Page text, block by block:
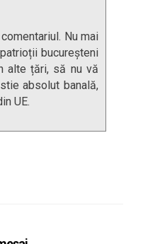
Nu mai
bucureșteni
alte țări, să nu vă
absolut banală,
UE.